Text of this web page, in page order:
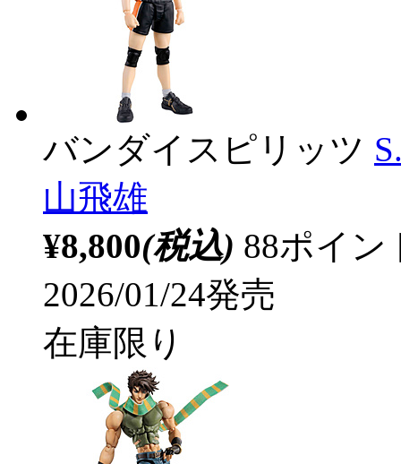
バンダイスピリッツ
山飛雄
¥8,800(税込) 88ポイ
2026/01/24発売
在庫限り